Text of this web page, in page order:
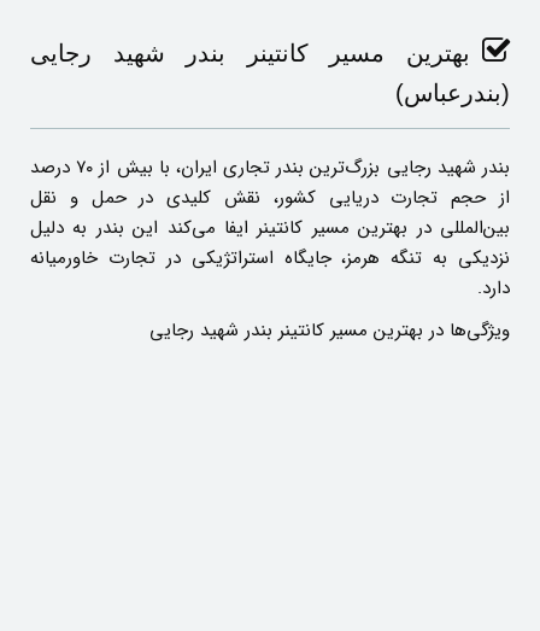
بهترین مسیر کانتینر بندر شهید رجایی
(بندرعباس)
بندر شهید رجایی بزرگ‌ترین بندر تجاری ایران، با بیش از ۷۰ درصد
از حجم تجارت دریایی کشور، نقش کلیدی در حمل و نقل
بین‌المللی در بهترین مسیر کانتینر ایفا می‌کند این بندر به دلیل
نزدیکی به تنگه هرمز، جایگاه استراتژیکی در تجارت خاورمیانه
دارد.
ویژگی‌ها در بهترین مسیر کانتینر بندر شهید رجایی